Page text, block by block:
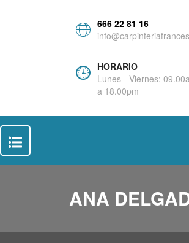
666 22 81 16
HORARIO
Lunes - Viernes:
a 18.00pm
ANA